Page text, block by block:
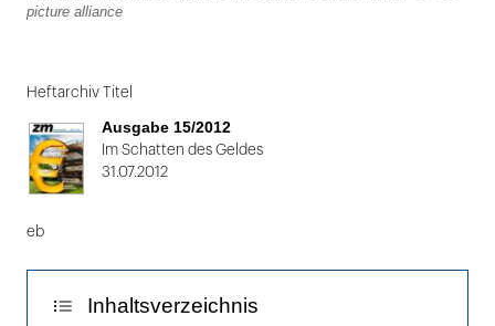
picture alliance
1
von
2
Heftarchiv Titel
Ausgabe 15/2012
Im Schatten des Geldes
31.07.2012
eb
Inhaltsverzeichnis